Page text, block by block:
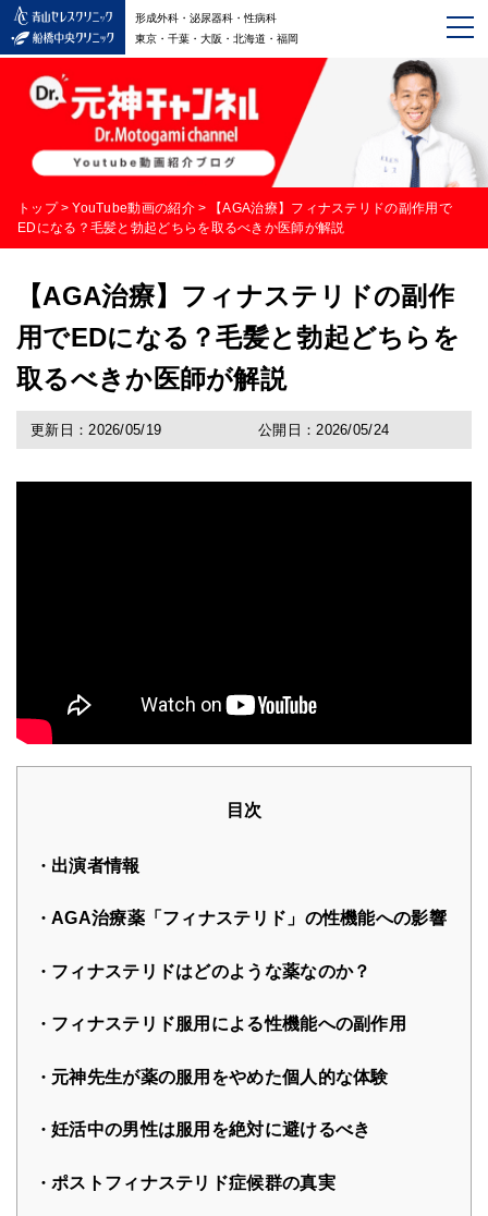
形成外科・泌尿器科・性病科
東京・千葉・大阪・北海道・福岡
トップ > YouTube動画の紹介 >
【AGA治療】フィナステリドの副作用で
EDになる？毛髪と勃起どちらを取るべきか医師が解説
【AGA治療】フィナステリドの副作
用でEDになる？毛髪と勃起どちらを
取るべきか医師が解説
更新日：2026/05/19 公開日：2026/05/24
目次
出演者情報
AGA治療薬「フィナステリド」の性機能への影響
フィナステリドはどのような薬なのか？
フィナステリド服用による性機能への副作用
元神先生が薬の服用をやめた個人的な体験
妊活中の男性は服用を絶対に避けるべき
ポストフィナステリド症候群の真実